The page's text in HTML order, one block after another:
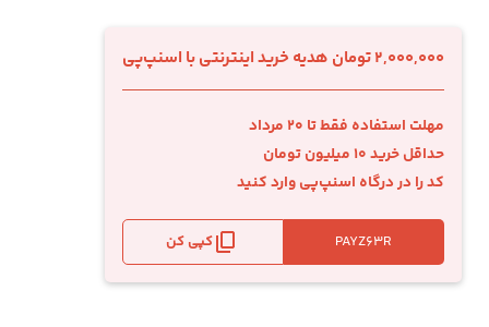
2,000,000 تومان هدیه خرید اینترنتی با اسنپ‌پی
مهلت استفاده فقط تا 20 مرداد
حداقل خرید 10 میلیون تومان
کد را در درگاه اسنپ‌پی وارد کنید
کپی کن